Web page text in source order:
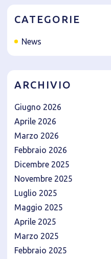
CATEGORIE
News
ARCHIVIO
Giugno 2026
Aprile 2026
Marzo 2026
Febbraio 2026
Dicembre 2025
Novembre 2025
Luglio 2025
Maggio 2025
Aprile 2025
Marzo 2025
Febbraio 2025